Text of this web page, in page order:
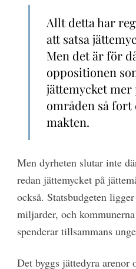
Allt detta har
att satsa
Men det är för
oppositionen
jättemycket mer
områden så
makten.
Men dyrheten slutar inte
redan jättemycket på
också. Statsbudgeten
miljarder, och
spenderar tillsammans
Det byggs jättedyra arenor